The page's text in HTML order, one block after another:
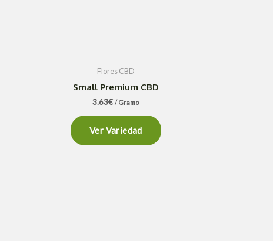
Flores CBD
Small Premium CBD
3.63€ / Gramo
Ver Variedad